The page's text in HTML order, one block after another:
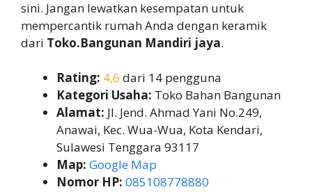
sini. Jangan lewatkan kesempatan untuk
mempercantik rumah Anda dengan keramik
dari Toko.Bangunan Mandiri jaya.
Rating: 4,6 dari 14 pengguna
Kategori Usaha: Toko Bahan Bangunan
Alamat: Jl. Jend. Ahmad Yani No.249,
Anawai, Kec. Wua-Wua, Kota Kendari,
Sulawesi Tenggara 93117
Map: Google Map
Nomor HP: 085108778880